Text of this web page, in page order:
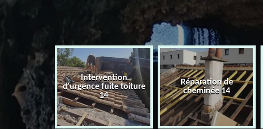
de
14
Intervention
d'urgence fuite toiture
14
Réparation de
cheminée 14